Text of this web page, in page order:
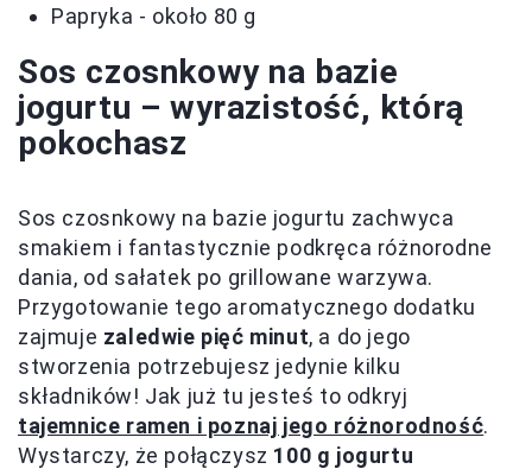
Papryka - około 80 g
Sos czosnkowy na bazie
jogurtu – wyrazistość, którą
pokochasz
Sos czosnkowy na bazie jogurtu zachwyca
smakiem i fantastycznie podkręca różnorodne
dania, od sałatek po grillowane warzywa.
Przygotowanie tego aromatycznego dodatku
zajmuje zaledwie pięć minut, a do jego
stworzenia potrzebujesz jedynie kilku
składników! Jak już tu jesteś to odkryj
tajemnice ramen i poznaj jego różnorodność.
Wystarczy, że połączysz 100 g jogurtu